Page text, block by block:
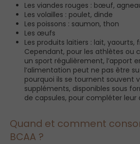
Les viandes rouges : bœuf,
Les volailles : poulet, dinde
Les poissons : saumon, thon
Les œufs
Les produits laitiers : lait, yaourts,
Cependant, pour les athlètes ou
un sport régulièrement, l’apport
l’alimentation peut ne pas être
pourquoi ils se tournent souvent
suppléments, disponibles sous
de capsules, pour compléter leur
Quand et comment
BCAA ?